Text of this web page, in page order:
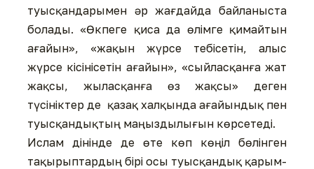
туысқандарымен әр жағдайда байланыста
болады. «Өкпеге қиса да өлімге қимайтын
ағайын», «жақын жүрсе тебісетін, алыс
жүрсе кісінісетін ағайын», «сыйласқанға жат
жақсы, жыласқанға өз жақсы» деген
түсініктер де қазақ халқында ағайындық пен
туысқандықтың маңыздылығын көрсетеді.
Ислам дінінде де өте көп көңіл бөлінген
тақырыптардың бірі осы туысқандық қарым-